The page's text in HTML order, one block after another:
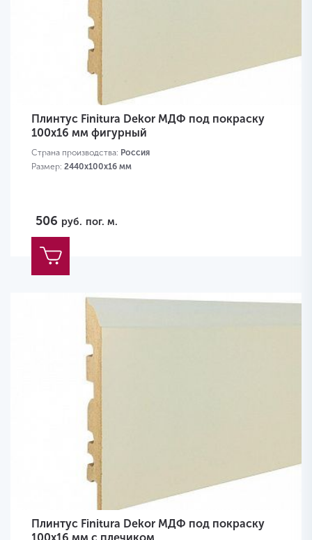
Плинтус Finitura Dekor МДФ под покраску
100x16 мм фигурный
Страна производства: Россия
Размер: 2440х100х16 мм
506 руб. пог. м.
Плинтус Finitura Dekor МДФ под покраску